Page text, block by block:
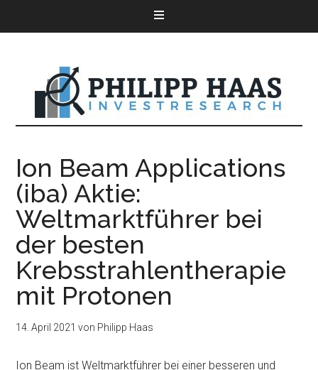
Ion Beam Applications
(iba) Aktie:
Weltmarktführer bei
der besten
Krebsstrahlentherapie
mit Protonen
14. April 2021 von Philipp Haas
Ion Beam ist Weltmarktführer bei einer besseren und